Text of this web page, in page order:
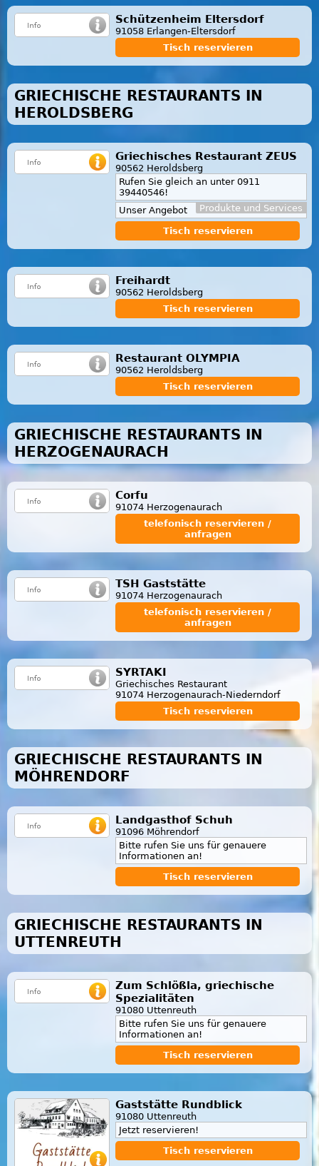
Schützenheim Eltersdorf
91058 Erlangen-Eltersdorf
Tisch reservieren
GRIECHISCHE RESTAURANTS IN
HEROLDSBERG
Griechisches Restaurant ZEUS
90562 Heroldsberg
Rufen Sie gleich an unter 0911
39440546!
Produkte und Services
Unser Angebot
Tisch reservieren
Freihardt
90562 Heroldsberg
Tisch reservieren
Restaurant OLYMPIA
90562 Heroldsberg
Tisch reservieren
GRIECHISCHE RESTAURANTS IN
HERZOGENAURACH
Corfu
91074 Herzogenaurach
telefonisch reservieren /
anfragen
TSH Gaststätte
91074 Herzogenaurach
telefonisch reservieren /
anfragen
SYRTAKI
Griechisches Restaurant
91074 Herzogenaurach-Niederndorf
Tisch reservieren
GRIECHISCHE RESTAURANTS IN
MÖHRENDORF
Landgasthof Schuh
91096 Möhrendorf
Bitte rufen Sie uns für genauere
Informationen an!
Tisch reservieren
GRIECHISCHE RESTAURANTS IN
UTTENREUTH
Zum Schlößla, griechische
Spezialitäten
91080 Uttenreuth
Bitte rufen Sie uns für genauere
Informationen an!
Tisch reservieren
Gaststätte Rundblick
91080 Uttenreuth
Jetzt reservieren!
Tisch reservieren